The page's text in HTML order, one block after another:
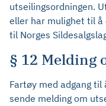
utseilingsordningen.
eller har mulighet til
til Norges
§ 12 Melding
Fartøy med adgang
sende melding om